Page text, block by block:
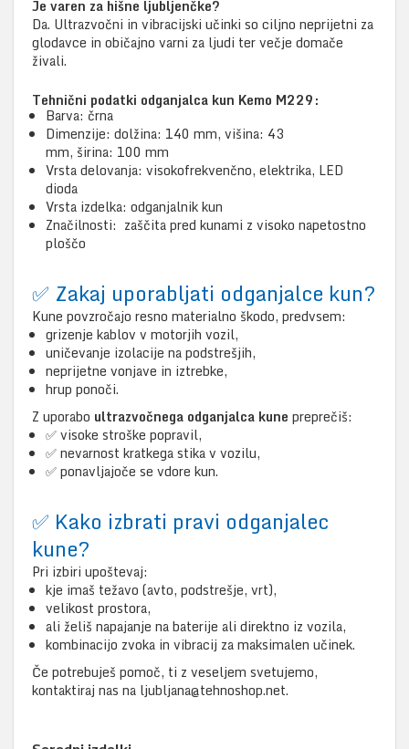
Je varen za hišne ljubljenčke?
Da. Ultrazvočni in vibracijski učinki so ciljno neprijetni za
glodavce in običajno varni za ljudi ter večje domače
živali.
Tehnični podatki odganjalca kun Kemo M229:
Barva: črna
Dimenzije: dolžina: 140 mm, višina: 43
mm, širina: 100 mm
Vrsta delovanja: visokofrekvenčno, elektrika, LED
dioda
Vrsta izdelka: odganjalnik kun
Značilnosti: zaščita pred kunami z visoko napetostno
ploščo
✅ Zakaj uporabljati odganjalce kun?
Kune povzročajo resno materialno škodo, predvsem:
grizenje kablov v motorjih vozil,
uničevanje izolacije na podstrešjih,
neprijetne vonjave in iztrebke,
hrup ponoči.
Z uporabo ultrazvočnega odganjalca kune preprečiš:
✅ visoke stroške popravil,
✅ nevarnost kratkega stika v vozilu,
✅ ponavljajoče se vdore kun.
✅ Kako izbrati pravi odganjalec
kune?
Pri izbiri upoštevaj:
kje imaš težavo (avto, podstrešje, vrt),
velikost prostora,
ali želiš napajanje na baterije ali direktno iz vozila,
kombinacijo zvoka in vibracij za maksimalen učinek.
Če potrebuješ pomoč, ti z veseljem svetujemo,
kontaktiraj nas na ljubljana@tehnoshop.net.